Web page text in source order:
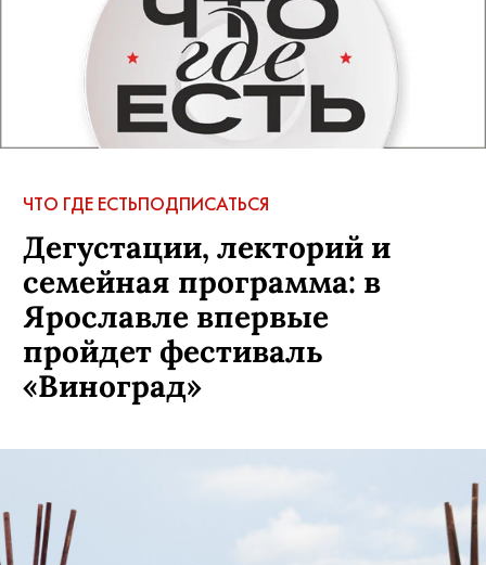
ЧТО ГДЕ ЕСТЬПОДПИСАТЬСЯ
Дегустации, лекторий и
семейная программа: в
Ярославле впервые
пройдет фестиваль